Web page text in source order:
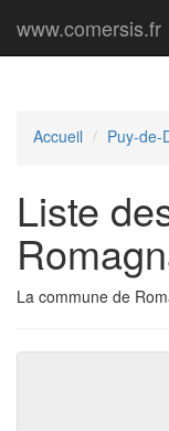
www.comersis.fr
Accueil Puy-de-
Liste
La commune de